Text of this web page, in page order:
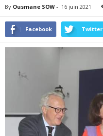
By Ousmane SOW - 16 juin 2021
Facebook Twitter